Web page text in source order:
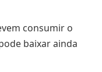
consumir o
baixar ainda